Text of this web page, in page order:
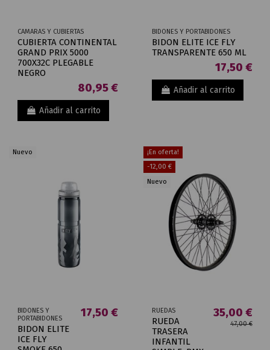
CAMARAS Y CUBIERTAS
CUBIERTA CONTINENTAL
GRAND PRIX 5000
700X32C PLEGABLE
NEGRO
80,95 €
Añadir al carrito
BIDONES Y PORTABIDONES
BIDON ELITE ICE FLY
TRANSPARENTE 650 ML
17,50 €
Añadir al carrito
Nuevo
BIDONES Y
PORTABIDONES
BIDON ELITE
ICE FLY
17,50 €
¡En oferta!
-12,00 €
Nuevo
RUEDAS
RUEDA
TRASERA
INFANTIL
35,00 €
47,00 €